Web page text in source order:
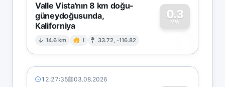
Valle Vista'nın 8 km doğu-
güneydoğusunda,
Kaliforniya
14.6 km I 33.72, -116.82
0.3
MW
0
12:27:35 03.08.2026